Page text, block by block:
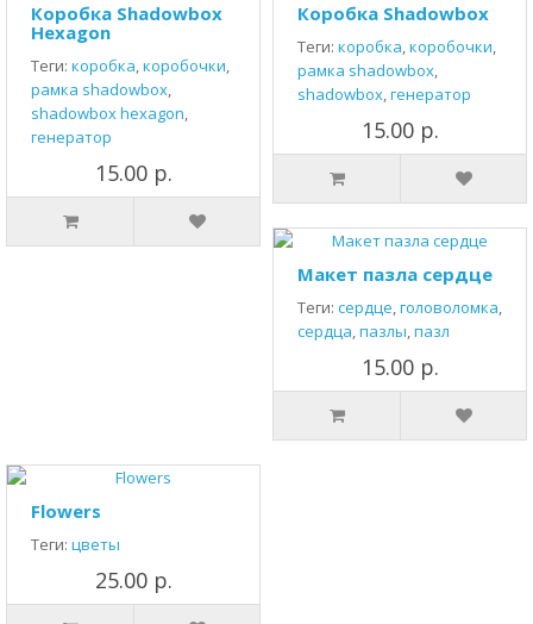
Коробка Shadowbox
Hexagon
Теги: коробка,коробочки,
рамка shadowbox,
shadowbox hexagon,
генератор
15.00 р.
Коробка Shadowbox
Теги: коробка,коробочки,
рамка shadowbox,
shadowbox,генератор
15.00 р.
Макет пазла сердце
Теги: сердце,головоломка,
сердца,пазлы,пазл
15.00 р.
Flowers
Теги: цветы
25.00 р.